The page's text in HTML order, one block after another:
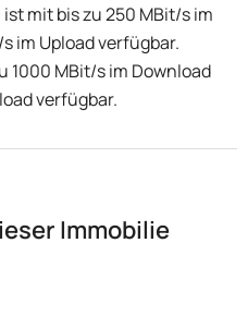
ist mit bis zu 250 MBit/s im
im Upload verfügbar.
1000 MBit/s im Download
verfügbar.
Immobilie